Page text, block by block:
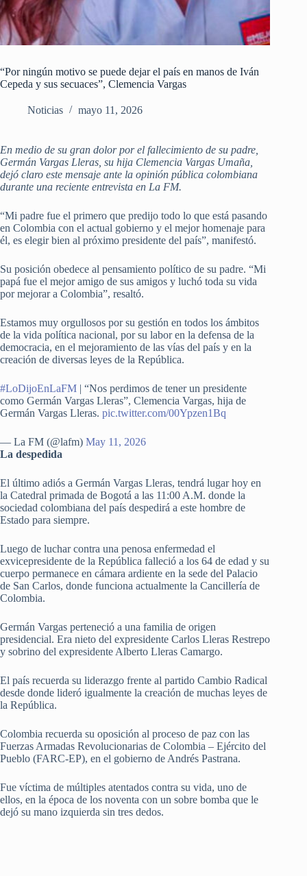
“Por ningún motivo se puede dejar el país en manos de Iván
Cepeda y sus secuaces”, Clemencia Vargas
Noticias mayo 11, 2026
En medio de su gran dolor por el fallecimiento de su padre,
Germán Vargas Lleras, su hija Clemencia Vargas Umaña,
dejó claro este mensaje ante la opinión pública colombiana
durante una reciente entrevista en La FM.
“Mi padre fue el primero que predijo todo lo que está pasando
en Colombia con el actual gobierno y el mejor homenaje para
él, es elegir bien al próximo presidente del país”, manifestó.
Su posición obedece al pensamiento político de su padre. “Mi
papá fue el mejor amigo de sus amigos y luchó toda su vida
por mejorar a Colombia”, resaltó.
Estamos muy orgullosos por su gestión en todos los ámbitos
de la vida política nacional, por su labor en la defensa de la
democracia, en el mejoramiento de las vías del país y en la
creación de diversas leyes de la República.
#LoDijoEnLaFM | “Nos perdimos de tener un presidente
como Germán Vargas Lleras”, Clemencia Vargas, hija de
Germán Vargas Lleras. pic.twitter.com/00Ypzen1Bq
— La FM (@lafm) May 11, 2026
La despedida
El último adiós a Germán Vargas Lleras, tendrá lugar hoy en
la Catedral primada de Bogotá a las 11:00 A.M. donde la
sociedad colombiana del país despedirá a este hombre de
Estado para siempre.
Luego de luchar contra una penosa enfermedad el
exvicepresidente de la República falleció a los 64 de edad y su
cuerpo permanece en cámara ardiente en la sede del Palacio
de San Carlos, donde funciona actualmente la Cancillería de
Colombia.
Germán Vargas perteneció a una familia de origen
presidencial. Era nieto del expresidente Carlos Lleras Restrepo
y sobrino del expresidente Alberto Lleras Camargo.
El país recuerda su liderazgo frente al partido Cambio Radical
desde donde lideró igualmente la creación de muchas leyes de
la República.
Colombia recuerda su oposición al proceso de paz con las
Fuerzas Armadas Revolucionarias de Colombia – Ejército del
Pueblo (FARC-EP), en el gobierno de Andrés Pastrana.
Fue víctima de múltiples atentados contra su vida, uno de
ellos, en la época de los noventa con un sobre bomba que le
dejó su mano izquierda sin tres dedos.